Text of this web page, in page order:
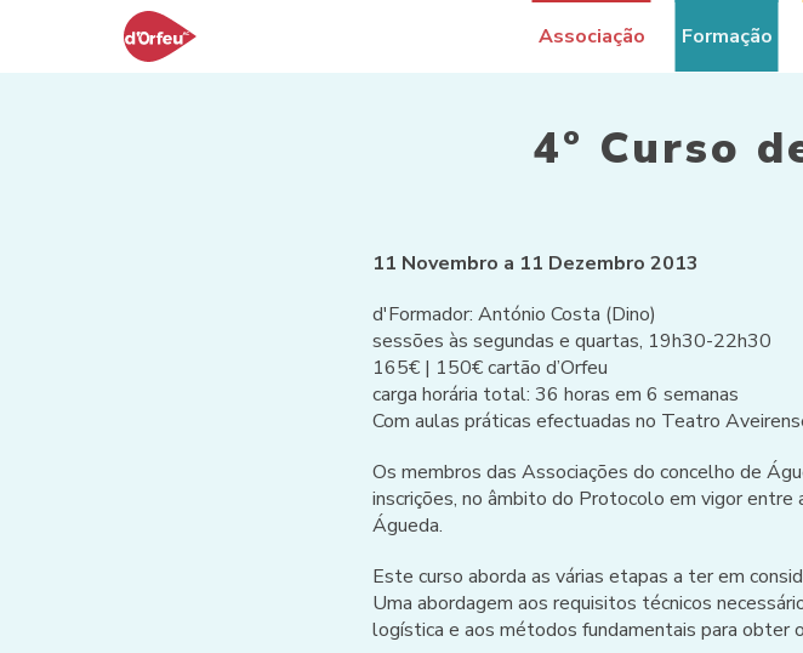
Associação Formação
4º Curso
11 Novembro a 11 Dezembro 2013
d'Formador: António Costa (Dino)
sessões às segundas e quartas, 19h30-22h30
165€ | 150€ cartão d’Orfeu
carga horária total: 36 horas em 6 semanas
Com aulas práticas efectuadas no Teatro
Os membros das Associações do concelho de
inscrições, no âmbito do Protocolo em vigor entre
Águeda.
Este curso aborda as várias etapas a ter em
Uma abordagem aos requisitos técnicos
logística e aos métodos fundamentais para obter